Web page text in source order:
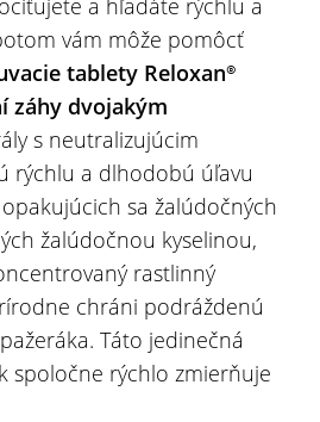
a hľadáte rýchlu a
vám môže pomôcť
tablety Reloxan®
záhy dvojakým
s neutralizujúcim
rýchlu a dlhodobú úľavu
sa žalúdočných
žalúdočnou kyselinou,
rastlinný
chráni podráždenú
Táto jedinečná
spoločne rýchlo zmierňuje